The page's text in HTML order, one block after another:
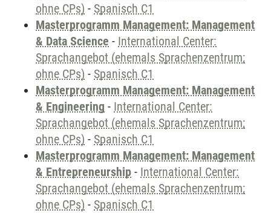
ohne CPs) - Spanisch C1
Masterprogramm Management: Management
& Data Science - International Center:
Sprachangebot (ehemals Sprachenzentrum;
ohne CPs) - Spanisch C1
Masterprogramm Management: Management
& Engineering - International Center:
Sprachangebot (ehemals Sprachenzentrum;
ohne CPs) - Spanisch C1
Masterprogramm Management: Management
& Entrepreneurship - International Center:
Sprachangebot (ehemals Sprachenzentrum;
ohne CPs) - Spanisch C1